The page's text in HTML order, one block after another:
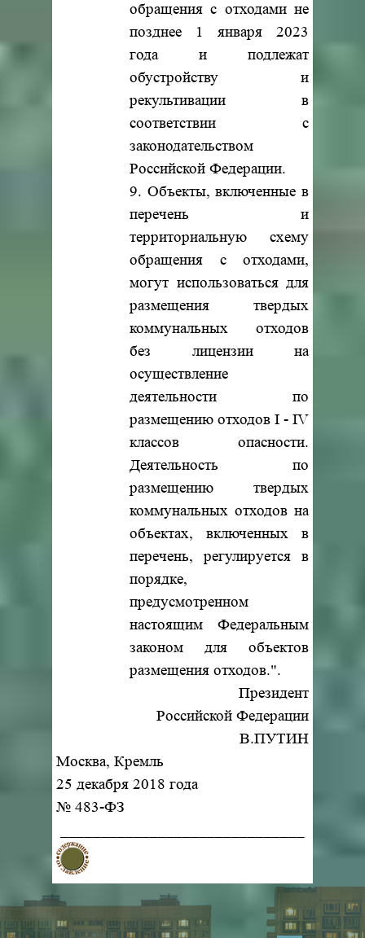
обращения с отходами не
позднее 1 января 2023
года и подлежат
обустройству и
рекультивации в
соответствии с
законодательством
Российской Федерации.
9. Объекты, включенные в
перечень и
территориальную схему
обращения с отходами,
могут использоваться для
размещения твердых
коммунальных отходов
без лицензии на
осуществление
деятельности по
размещению отходов I - IV
классов опасности.
Деятельность по
размещению твердых
коммунальных отходов на
объектах, включенных в
перечень, регулируется в
порядке,
предусмотренном
настоящим Федеральным
законом для объектов
размещения отходов.".
Президент
Российской Федерации
В.ПУТИН
Москва, Кремль
25 декабря 2018 года
№ 483-ФЗ